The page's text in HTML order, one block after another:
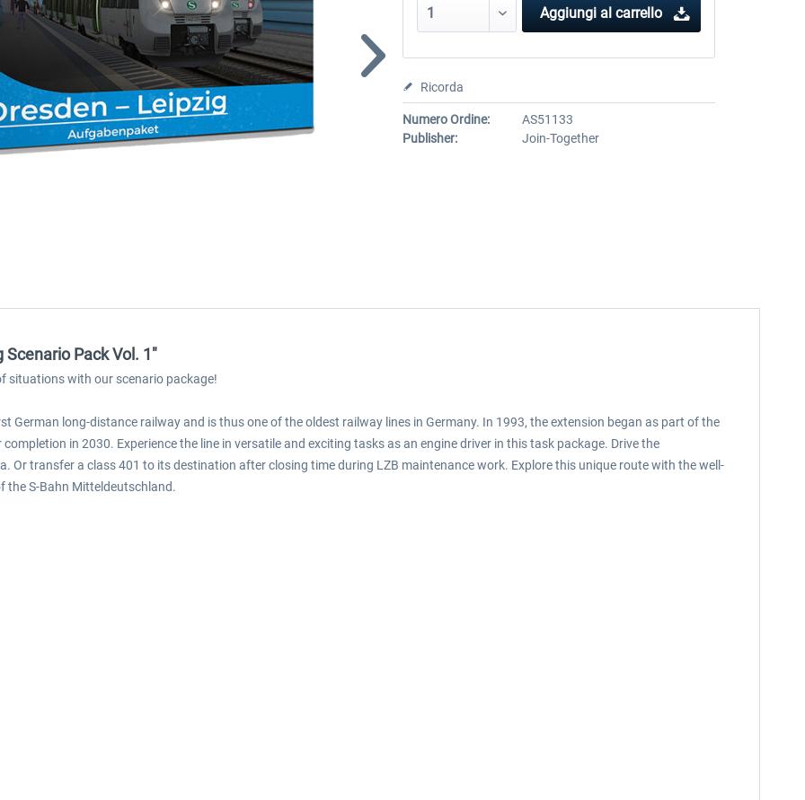
Aggiungi al carrello
Ricorda
Numero Ordine:
AS51133
Publisher:
Join-Together
Pack Vol. 1"
situations with our scenario package!
German long-distance railway and is thus one of the oldest railway lines in Germany. In 1993, the extension began as part of the
in 2030. Experience the line in versatile and exciting tasks as an engine driver in this task package. Drive the
Or transfer a class 401 to its destination after closing time during LZB maintenance work. Explore this unique route with the well-
the S-Bahn Mitteldeutschland.